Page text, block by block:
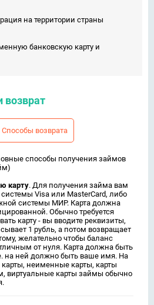
на территории страны
банковскую карту и
возврат
Способы возврата
способы получения займов
карту. Для получения займа вам
системы Visa или MasterCard, либо
системы МИР. Карта должна
Обычно требуется
карту - вы вводите реквизиты,
1 рубль, а потом возвращает
желательно чтобы баланс
от нуля. Карта должна быть
на ней должно быть ваше имя. На
неименные карты, карты
виртуальные карты займы обычно